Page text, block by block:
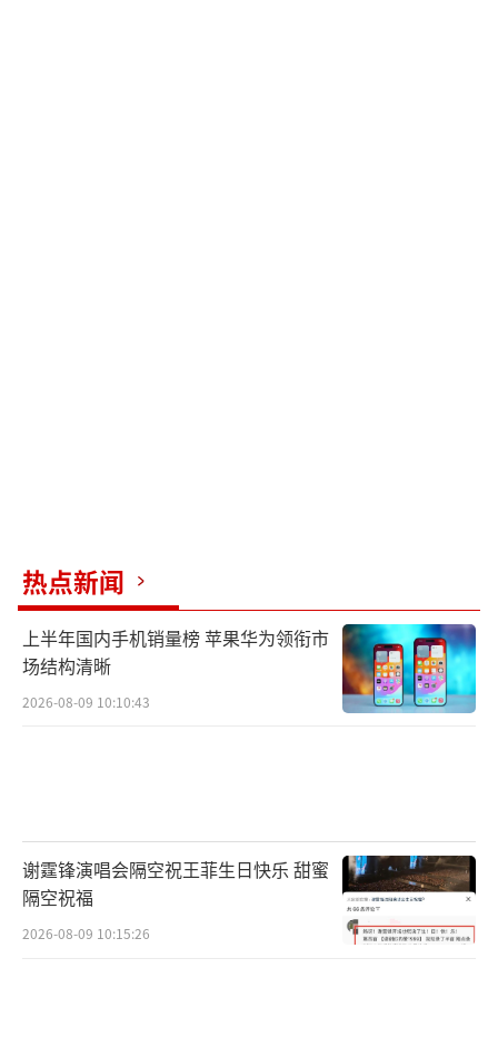
热点新闻
上半年国内手机销量榜 苹果华为领衔市
场结构清晰
2026-08-09 10:10:43
谢霆锋演唱会隔空祝王菲生日快乐 甜蜜
隔空祝福
2026-08-09 10:15:26